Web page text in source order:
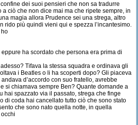
dei suoi pensieri che non sa tradurre
ciò che non dice mai ma che ripete sempre, in
magia allora Prudence sei una strega, altro
rido più quindi vieni qui e spezza l’incantesimo.
ho
ha scordato che persona era prima di
Tifava la stessa squadra e ordinava gli
i Beatles o li ha scoperti dopo? Gli piaceva
andava d’accordo con suo fratello, avrebbe
si chiamava sempre Ben? Quante domande a
hai spazzato via il passato, strega che finge
di coda hai cancellato tutto ciò che sono stato
che sono nato quella notte, in quella